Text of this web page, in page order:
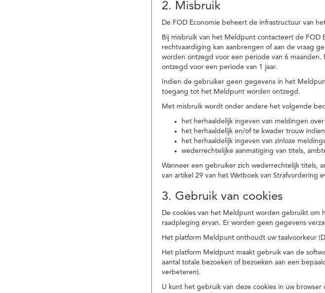
2. Misbruik
De FOD Economie beheert de infrastructuur van
Bij misbruik van het Meldpunt contacteert de FOD
rechtvaardiging kan aanbrengen of aan de vraag
worden ontzegd voor een periode van 6
ontzegd voor een periode van 1 jaar.
Indien de gebruiker geen gegevens in het
toegang tot het Meldpunt worden ontzegd.
Met misbruik wordt onder andere het volgende
het herhaaldelijk ingeven van meldingen
het herhaaldelijk en/of te kwader trouw
het herhaaldelijk ingeven van zinloze
wederrechtelijke aanmatiging van titels,
Wanneer een gebruiker zich wederrechtelijk titels,
van artikel 29 van het Wetboek van Strafvordering
3. Gebruik van cookies
De cookies van het Meldpunt worden gebruikt om
raadpleging ervan. Er worden geen gegevens
Het platform Meldpunt onthoudt uw taalvoorkeur
Het platform Meldpunt maakt gebruik van de
aantal totale bezoeken of bezoeken aan een
verbeteren).
U kunt het gebruik van deze cookies in uw